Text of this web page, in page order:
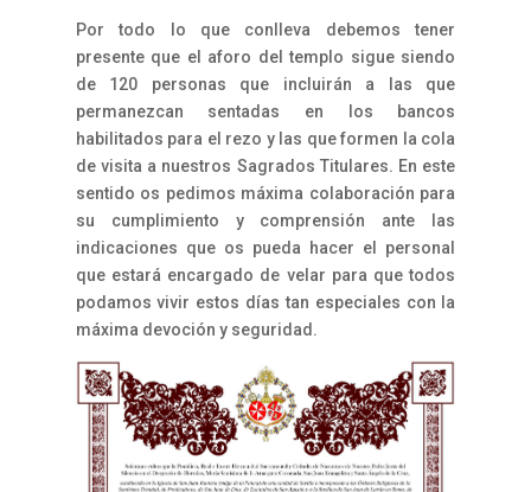
Por todo lo que conlleva debemos tener
presente que el aforo del templo sigue siendo
de 120 personas que incluirán a las que
permanezcan sentadas en los bancos
habilitados para el rezo y las que formen la cola
de visita a nuestros Sagrados Titulares. En este
sentido os pedimos máxima colaboración para
su cumplimiento y comprensión ante las
indicaciones que os pueda hacer el personal
que estará encargado de velar para que todos
podamos vivir estos días tan especiales con la
máxima devoción y seguridad.